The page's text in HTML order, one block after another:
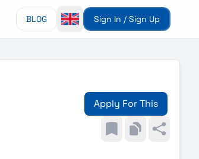
BLOG Sign In / Sign Up
Apply For This